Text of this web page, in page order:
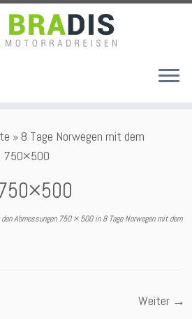
» 8 Tage Norwegen mit dem
750×500
Abmessungen750 × 500in8 Tage Norwegen mit dem
Weiter →